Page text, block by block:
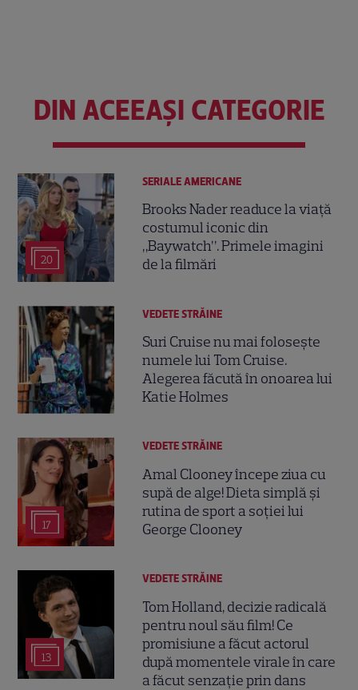
DIN ACEEAȘI CATEGORIE
20
SERIALE AMERICANE
Brooks Nader readuce la viață
costumul iconic din
„Baywatch”. Primele imagini
de la filmări
VEDETE STRĂINE
Suri Cruise nu mai folosește
numele lui Tom Cruise.
Alegerea făcută în onoarea lui
Katie Holmes
17
VEDETE STRĂINE
Amal Clooney începe ziua cu
supă de alge! Dieta simplă și
rutina de sport a soției lui
George Clooney
13
VEDETE STRĂINE
Tom Holland, decizie radicală
pentru noul său film! Ce
promisiune a făcut actorul
după momentele virale în care
a făcut senzație prin dans